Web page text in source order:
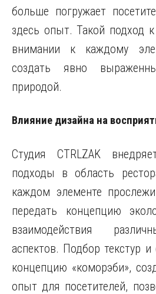
больше погружает
здесь опыт. Такой подход
внимании к каждому
создать явно
природой.
Влияние дизайна на
Студия CTRLZAK
подходы в область
каждом элементе
передать концепцию
взаимодействия
аспектов. Подбор текстур
концепцию «коморэби»,
опыт для посетителей,